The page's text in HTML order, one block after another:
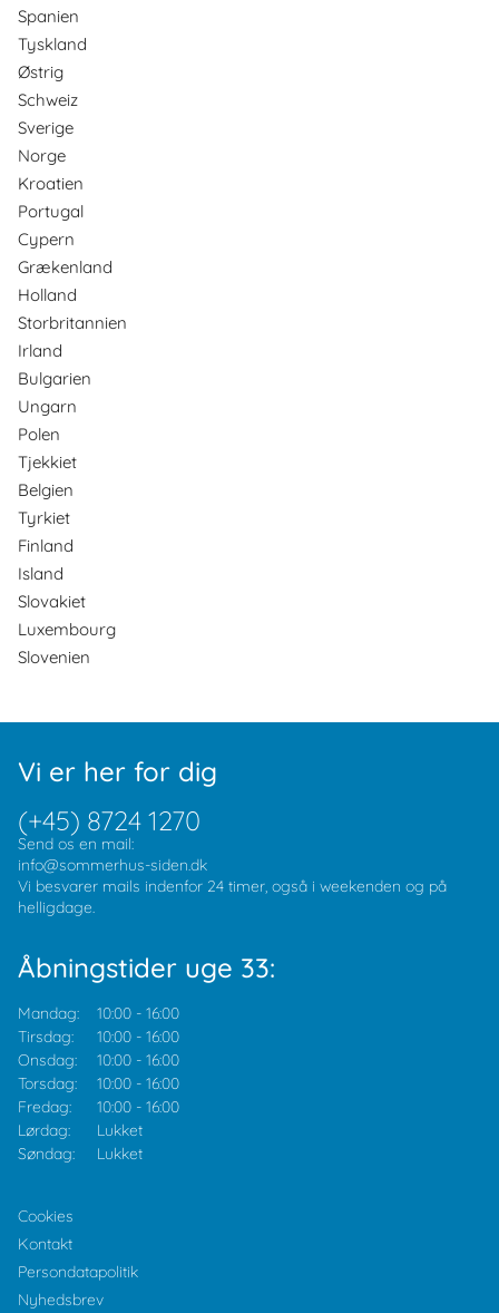
Spanien
Tyskland
Østrig
Schweiz
Sverige
Norge
Kroatien
Portugal
Cypern
Grækenland
Holland
Storbritannien
Irland
Bulgarien
Ungarn
Polen
Tjekkiet
Belgien
Tyrkiet
Finland
Island
Slovakiet
Luxembourg
Slovenien
Vi er her for dig
(+45) 8724 1270
Send os en mail:
info@sommerhus-siden.dk
Vi besvarer mails indenfor 24 timer, også i weekenden og på
helligdage.
Åbningstider uge 33:
Mandag: 10:00 - 16:00
Tirsdag:
10:00 - 16:00
Onsdag:
10:00 - 16:00
Torsdag:
10:00 - 16:00
Fredag:
10:00 - 16:00
Lørdag:
Lukket
Søndag:
Lukket
Cookies
Kontakt
Persondatapolitik
Nyhedsbrev